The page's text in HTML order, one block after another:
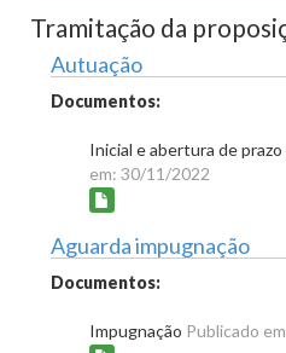
Tramitação da
Autuação
Documentos:
Inicial e abertura de
em: 30/11/2022
Aguarda impugnação
Documentos:
Impugnação Publicado